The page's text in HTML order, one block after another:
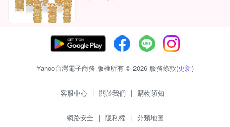
Yahoo台灣電子商務 版權所有 © 2026 服務條款(更新)
客服中心 | 關於我們 | 購物須知
網路安全 | 隱私權 | 分類地圖